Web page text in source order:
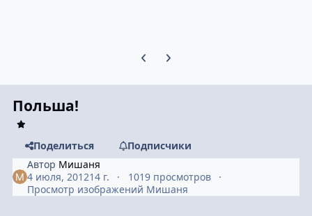
Предыдущий слайд карусели
Следующий слайд карусели
Польша!
Поделиться
Подписчики
Автор Мишаня
4 июля, 201214 г.
1019 просмотров
Просмотр изображений Мишаня